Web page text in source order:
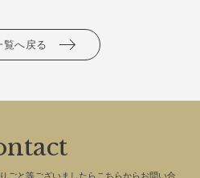
覧へ戻る
ごと等ございましたらこちらからお問い合